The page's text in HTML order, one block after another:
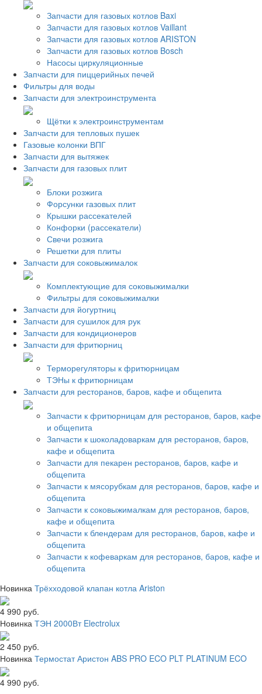
Запчасти для газовых котлов Baxi
Запчасти для газовых котлов Vaillant
Запчасти для газовых котлов ARISTON
Запчасти для газовых котлов Bosch
Насосы циркуляционные
Запчасти для пиццерийных печей
Фильтры для воды
Запчасти для электроинструмента
Щётки к электроинструментам
Запчасти для тепловых пушек
Газовые колонки ВПГ
Запчасти для вытяжек
Запчасти для газовых плит
Блоки розжига
Форсунки газовых плит
Крышки рассекателей
Конфорки (рассекатели)
Свечи розжига
Решетки для плиты
Запчасти для соковыжималок
Комплектующие для соковыжималки
Фильтры для соковыжималки
Запчасти для йогуртниц
Запчасти для сушилок для рук
Запчасти для кондиционеров
Запчасти для фритюрниц
Терморегуляторы к фритюрницам
ТЭНы к фритюрницам
Запчасти для ресторанов, баров, кафе и общепита
Запчасти к фритюрницам для ресторанов, баров, кафе
и общепита
Запчасти к шоколадоваркам для ресторанов, баров,
кафе и общепита
Запчасти для пекарен ресторанов, баров, кафе и
общепита
Запчасти к мясорубкам для ресторанов, баров, кафе и
общепита
Запчасти к соковыжималкам для ресторанов, баров,
кафе и общепита
Запчасти к блендерам для ресторанов, баров, кафе и
общепита
Запчасти к кофеваркам для ресторанов, баров, кафе и
общепита
Новинка Трёхходовой клапан котла Ariston
4 990 руб.
Новинка ТЭН 2000Вт Electrolux
2 450 руб.
Новинка Термостат Аристон ABS PRO ECO PLT PLATINUM ECO
4 990 руб.